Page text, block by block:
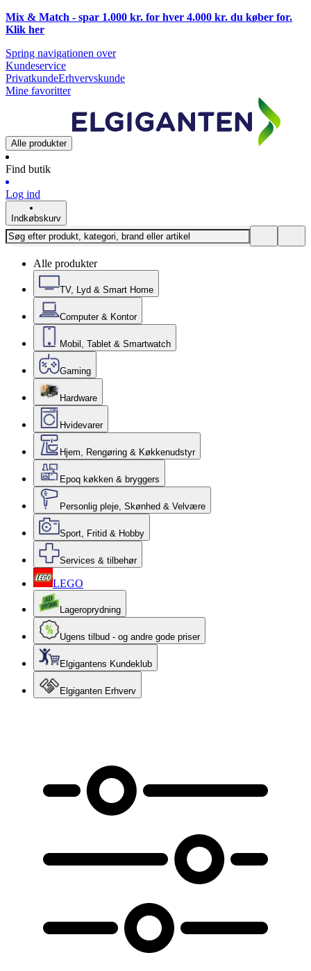
Mix & Match - spar 1.000 kr. for hver 4.000 kr. du køber for.
Klik her
Spring navigationen over
Kundeservice
PrivatkundeErhvervskunde
Mine favoritter
Alle produkter
Find butik
Log ind
Indkøbskurv
Alle produkter
TV, Lyd & Smart Home
Computer & Kontor
Mobil, Tablet & Smartwatch
Gaming
Hardware
Hvidevarer
Hjem, Rengøring & Køkkenudstyr
Epoq køkken & bryggers
Personlig pleje, Skønhed & Velvære
Sport, Fritid & Hobby
Services & tilbehør
LEGO
Lageroprydning
Ugens tilbud - og andre gode priser
Elgigantens Kundeklub
Elgiganten Erhverv